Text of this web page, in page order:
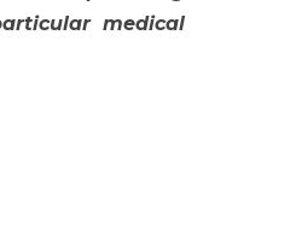
medical